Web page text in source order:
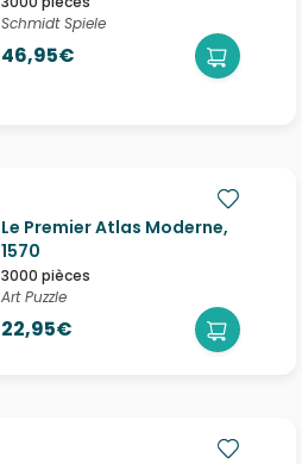
Schmidt Spiele
46,95€
Le Premier Atlas Moderne,
1570
3000 pièces
Art Puzzle
22,95€